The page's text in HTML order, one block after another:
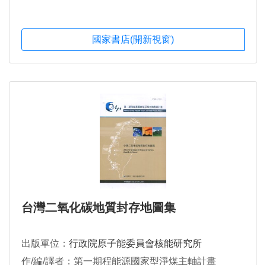
國家書店(開新視窗)
台灣二氧化碳地質封存地圖集
出版單位： 行政院原子能委員會核能研究所
作/編/譯者：第一期程能源國家型淨煤主軸計畫